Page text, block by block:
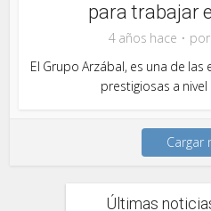
para trabajar
4 años hace por
El Grupo Arzábal, es una de
prestigiosas a nivel
Cargar
Últimas